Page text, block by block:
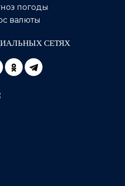
погоды
валюты
СЕТЯХ